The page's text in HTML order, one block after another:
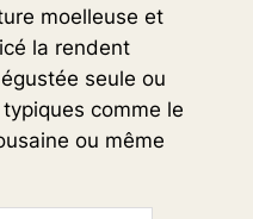
moelleuse et
la rendent
seule ou
comme le
ou même